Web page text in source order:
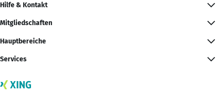
Hilfe & Kontakt
Mitgliedschaften
Hauptbereiche
Services